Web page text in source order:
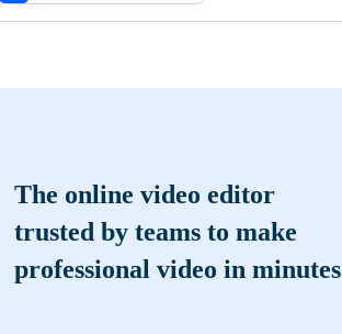
The online video editor
trusted by teams to make
professional video in minutes